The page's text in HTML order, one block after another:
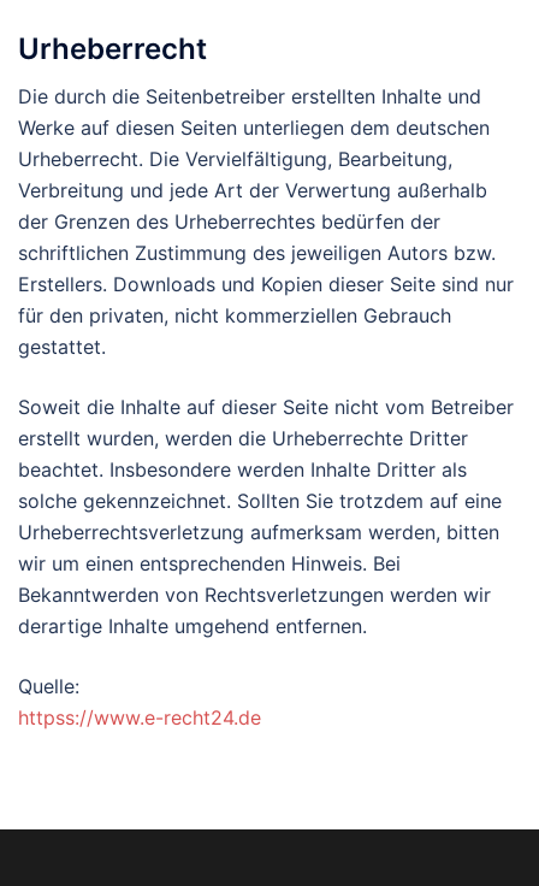
Urheberrecht
Die durch die Seitenbetreiber erstellten Inhalte und
Werke auf diesen Seiten unterliegen dem deutschen
Urheberrecht. Die Vervielfältigung, Bearbeitung,
Verbreitung und jede Art der Verwertung außerhalb
der Grenzen des Urheberrechtes bedürfen der
schriftlichen Zustimmung des jeweiligen Autors bzw.
Erstellers. Downloads und Kopien dieser Seite sind nur
für den privaten, nicht kommerziellen Gebrauch
gestattet.
Soweit die Inhalte auf dieser Seite nicht vom Betreiber
erstellt wurden, werden die Urheberrechte Dritter
beachtet. Insbesondere werden Inhalte Dritter als
solche gekennzeichnet. Sollten Sie trotzdem auf eine
Urheberrechtsverletzung aufmerksam werden, bitten
wir um einen entsprechenden Hinweis. Bei
Bekanntwerden von Rechtsverletzungen werden wir
derartige Inhalte umgehend entfernen.
Quelle:
httpss://www.e-recht24.de